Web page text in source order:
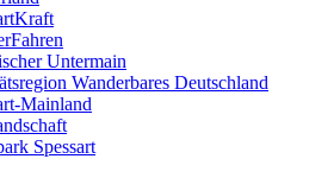
Untermain
Wanderbares Deutschland
Mainland
Spessart